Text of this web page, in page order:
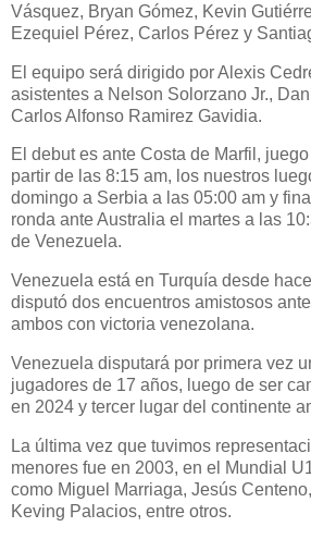
Vásquez, Bryan Gómez, Kevin
Ezequiel Pérez, Carlos Pérez y
El equipo será dirigido por Alexis
asistentes a Nelson Solorzano Jr.,
Carlos Alfonso Ramirez Gavidia.
El debut es ante Costa de Marfil,
partir de las 8:15 am, los nuestros
domingo a Serbia a las 05:00 am y
ronda ante Australia el martes a las
de Venezuela.
Venezuela está en Turquía desde
disputó dos encuentros amistosos
ambos con victoria venezolana.
Venezuela disputará por primera vez
jugadores de 17 años, luego de ser
en 2024 y tercer lugar del continente
La última vez que tuvimos
menores fue en 2003, en el Mundial
como Miguel Marriaga, Jesús
Keving Palacios, entre otros.